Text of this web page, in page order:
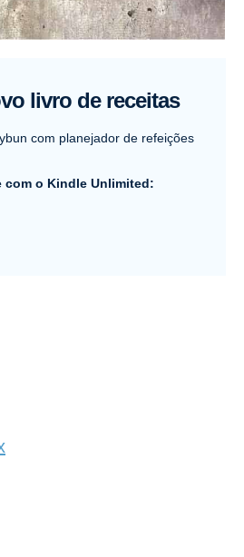
livro de receitas
com planejador de refeições
com o Kindle Unlimited: